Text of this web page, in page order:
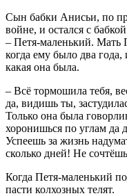
Сын бабки Анисьи, по
войне, и остался с
– Петя-маленький. Мать
когда ему было два
какая она была.
– Всё тормошила тебя,
да, видишь ты,
Только она была
хоронишься по углам да
Успеешь за жизнь
сколько дней! Не
Когда Петя-маленький
пасти колхозных телят.